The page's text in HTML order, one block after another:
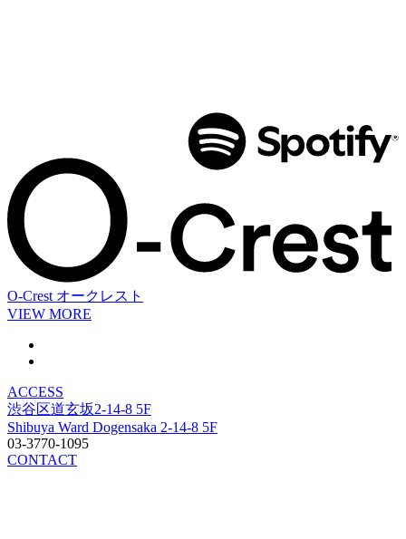
O-Crest オークレスト
VIEW MORE
ACCESS
渋谷区道玄坂2-14-8 5F
Shibuya Ward Dogensaka 2-14-8 5F
03-3770-1095
CONTACT